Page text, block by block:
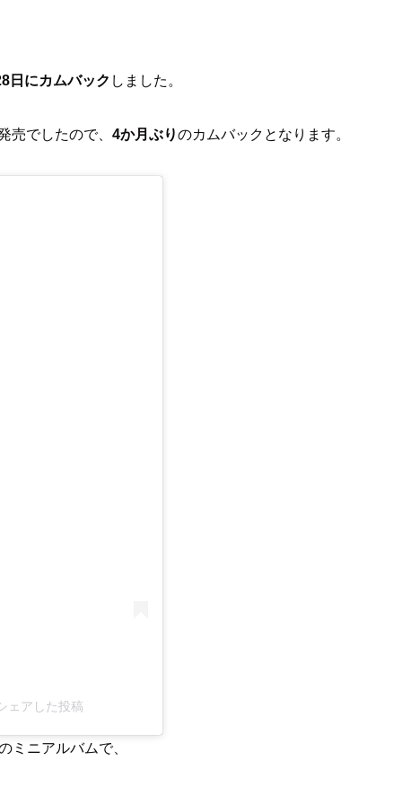
日にカムバック しました。
売でしたので、 4か月ぶりのカムバックとなります。
ェアした投稿
ミニアルバムで、